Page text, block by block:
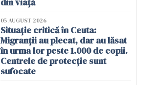
05 AUGUST 2026
Situație critică în Ceuta:
Migranții au plecat, dar au lăsat
în urma lor peste 1.000 de copii.
Centrele de protecție sunt
sufocate